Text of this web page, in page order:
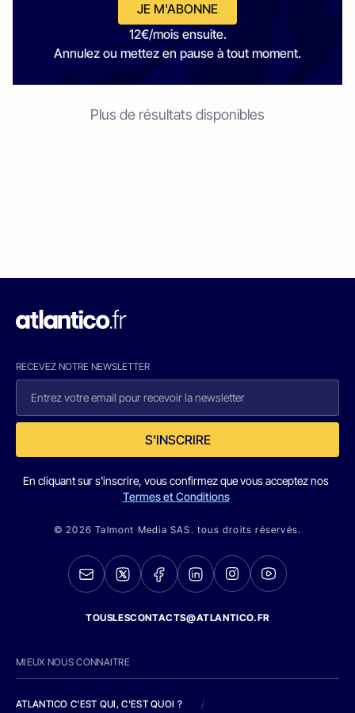
JE M'ABONNE
12€/mois ensuite.
Annulez ou mettez en pause à tout moment.
Plus de résultats disponibles
RECEVEZ NOTRE NEWSLETTER
S'INSCRIRE
En cliquant sur s'inscrire, vous confirmez que vous acceptez nos
Termes et Conditions
© 2026 Talmont Media SAS. tous droits réservés.
TOUSLESCONTACTS@ATLANTICO.FR
MIEUX NOUS CONNAITRE
ATLANTICO C'EST QUI, C'EST QUOI ?
/